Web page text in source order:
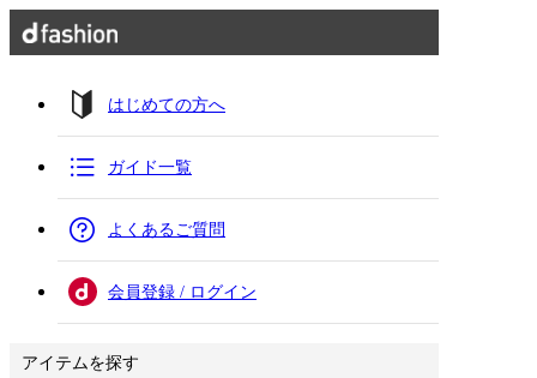
はじめての方へ
ガイド一覧
よくあるご質問
会員登録 / ログイン
アイテムを探す